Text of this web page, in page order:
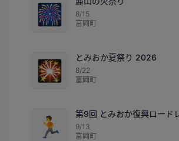
🎆
8/15
富岡町
🎇
とみおか夏祭り 2026
8/22
富岡町
🏃
第9回 とみおか復興ロード
9/13
富岡町